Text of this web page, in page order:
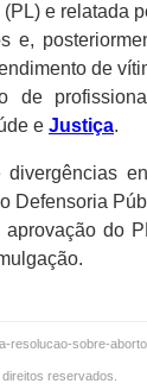
e relatada
e,
de
de
e Justiça.
Defensoria
do
resolucao-sobre-
reservados.